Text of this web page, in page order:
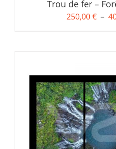
Trou de fer –
250,00€ –